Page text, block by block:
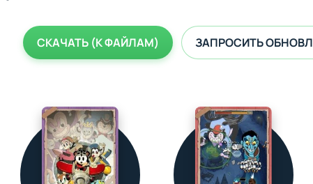
СКАЧАТЬ (К ФАЙЛАМ) ЗАПРОСИТЬ